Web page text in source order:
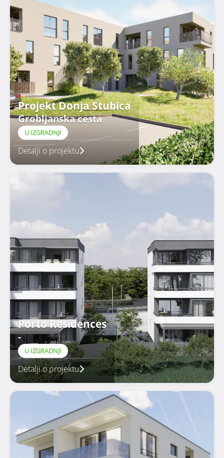
Projekt Donja Stubica
Grobljanska cesta
U IZGRADNJI
Detalji o projektu
Porto Residences
-
U IZGRADNJI
Detalji o projektu